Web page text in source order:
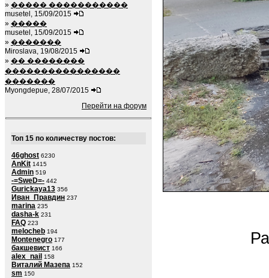
» ����� �����������
musetel, 15/09/2015
» �����
musetel, 15/09/2015
» �������
Miroslava, 19/08/2015
» �� ��������
����������������
�������
Myongdepue, 28/07/2015
Перейти на форум
Топ 15 по количеству постов:
46ghost 6230
AnKit 1415
Admin 519
-=SweD=- 442
Gurickaya13 356
Иван_Правдин 237
marina 235
dasha-k 231
FAQ 223
melocheb 194
Montenegro 177
бакшевист 166
alex_nail 158
Виталий Мазепа 152
sm 150